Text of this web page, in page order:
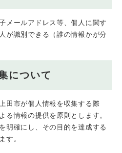
メールアドレス等、個人に関す
が識別できる（誰の情報かが分
について
田市が個人情報を収集する際
る情報の提供を原則とします。
明確にし、その目的を達成する
す。